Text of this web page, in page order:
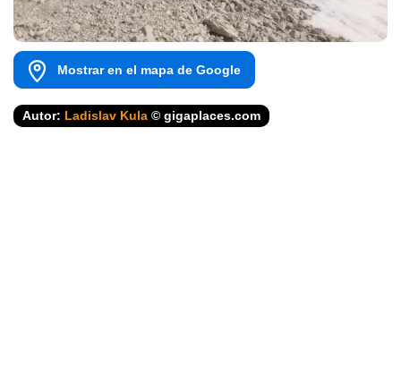
Mostrar en el mapa de Google
Autor: Ladislav Kula © gigaplaces.com